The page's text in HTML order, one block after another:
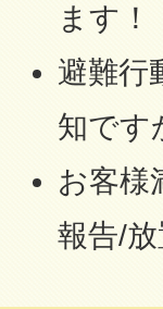
ます！
避難行
知です
お客様
報告/